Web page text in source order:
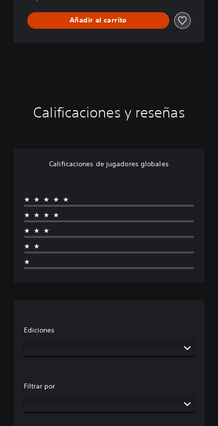
Añadir al carrito
Calificaciones y reseñas
Calificaciones de jugadores globales
★★★★★
★★★★
★★★
★★
★
Ediciones
Filtrar por